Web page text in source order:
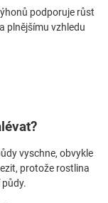
podporuje růst
plnějšímu vzhledu
vyschne, obvykle
protože rostlina